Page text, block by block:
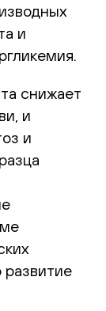
и
снижает
и
и
развитие